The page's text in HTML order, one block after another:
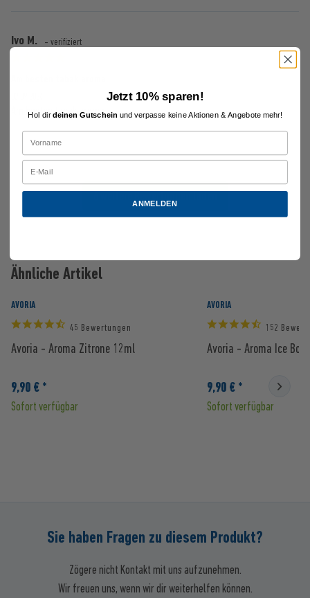
Ivo M. - verifiziert
Am besten tabak aroma
Ähnliche Artikel
AVORIA
45 Bewertungen
Avoria - Aroma Zitrone 12ml
9,90 € *
Sofort verfügbar
AVORIA
152
Avoria - Aroma Ice
9,90 € *
Sofort verfügbar
Sie haben Fragen zu diesem Produkt?
Zögere nicht Kontakt mit uns aufzunehmen.
Wir freuen uns, wenn wir dir weiterhelfen können.
Jetzt 10% sparen!
Hol dirdeinen Gutschein und verpasse keine Aktionen & Angebote mehr!
ANMELDEN